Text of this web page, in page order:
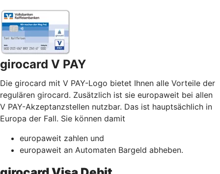
girocard V PAY
Die girocard mit V PAY-Logo bietet Ihnen alle Vorteile der
regulären girocard. Zusätzlich ist sie europaweit bei allen
V PAY-Akzeptanzstellen nutzbar. Das ist hauptsächlich in
Europa der Fall. Sie können damit
europaweit zahlen und
europaweit an Automaten Bargeld abheben.